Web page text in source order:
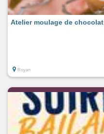
Atelier moulage de chocolat
Royan